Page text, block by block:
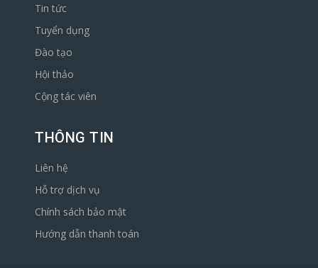
Tin tức
Tuyển dụng
Đào tạo
Hội thảo
Cộng tác viên
THÔNG TIN
Liên hệ
Hỗ trợ dịch vụ
Chính sách bảo mật
Hướng dẫn thanh toán